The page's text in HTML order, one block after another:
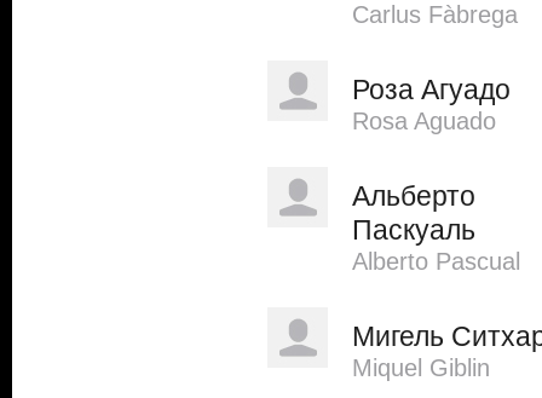
Carlus Fàbrega
Роза Агуадо
Rosa Aguado
Альберто
Паскуаль
Alberto Pascual
Мигель
Miquel Giblin